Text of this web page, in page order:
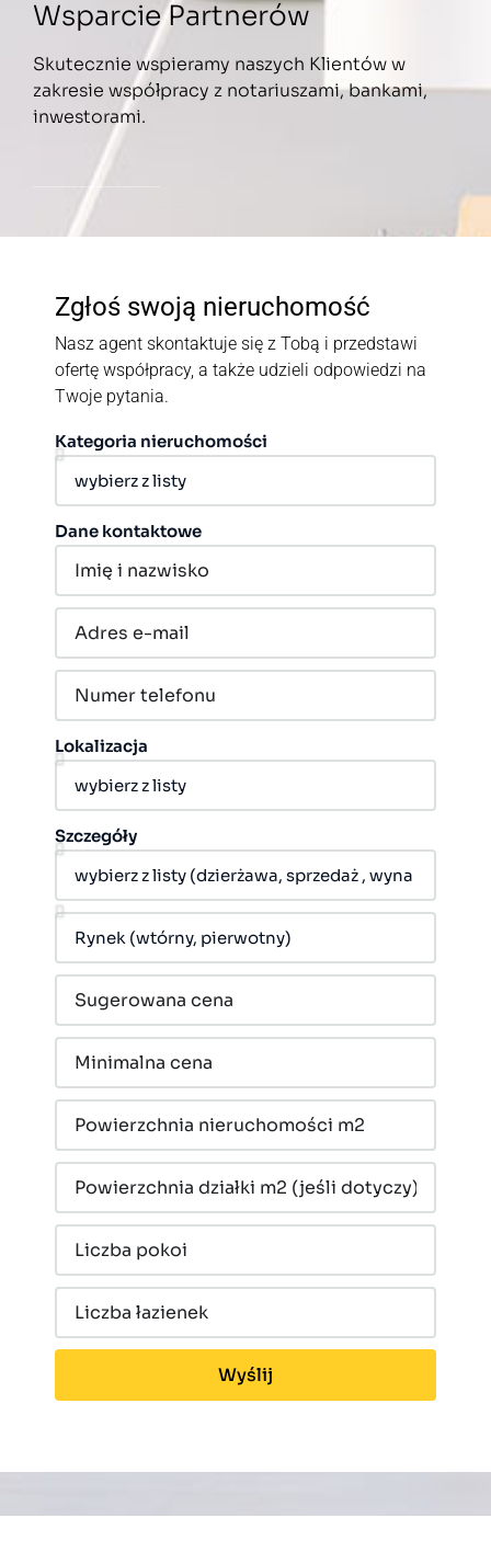
Wsparcie Partnerów
Skutecznie wspieramy naszych Klientów w
zakresie współpracy z notariuszami, bankami,
inwestorami.
Zgłoś swoją nieruchomość
Nasz agent skontaktuje się z Tobą i przedstawi
ofertę współpracy, a także udzieli odpowiedzi na
Twoje pytania.
Kategoria nieruchomości
Dane kontaktowe
Lokalizacja
Szczegóły
Wyślij